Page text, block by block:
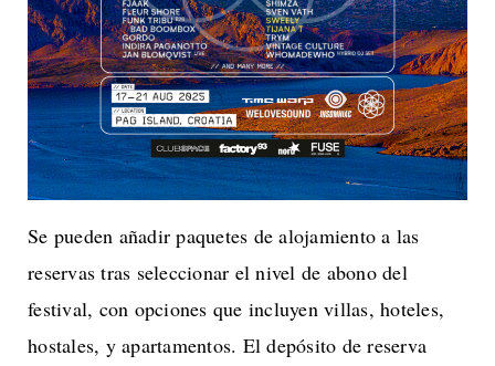
Se pueden añadir paquetes de alojamiento a las
reservas tras seleccionar el nivel de abono del
festival, con opciones que incluyen villas, hoteles,
hostales, y apartamentos. El depósito de reserva